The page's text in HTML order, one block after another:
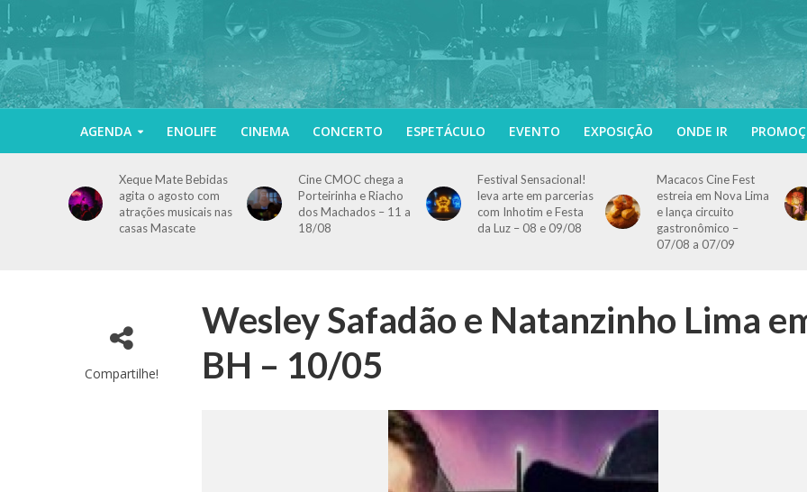
AGENDA ENOLIFE CINEMA CONCERTO ESPETÁCULO EVENTO EXPOSIÇÃO ONDE IR
Xeque Mate Bebidas
agita o agosto com
atrações musicais nas
casas Mascate
Cine CMOC chega a
Porteirinha e Riacho
dos Machados – 11 a
18/08
Festival Sensacional!
leva arte em parcerias
com Inhotim e Festa
da Luz – 08 e 09/08
Macacos Cine Fest
estreia em Nova Lima
e lança circuito
gastronômico –
07/08 a 07/09
Compartilhe!
Wesley Safadão e Natanzinho Lima
BH – 10/05